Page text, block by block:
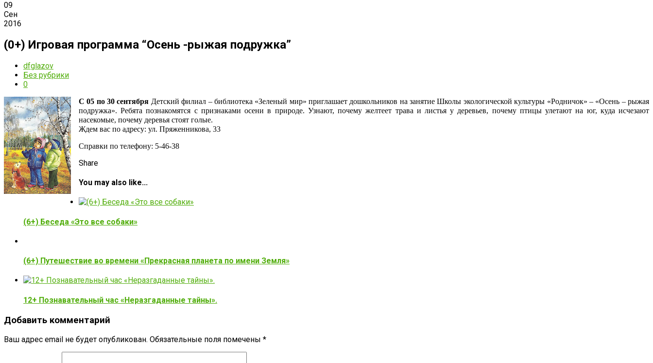
09
Сен
2016
(0+) Игровая программа “Осень -рыжая подружка”
dfglazov
Без рубрики
0
С 05 по 30 сентября Детский филиал – библиотека «Зеленый мир» приглашает дошкольников на занятие Школы экологической культуры «Родничок» – «Осень – рыжая
подружка». Ребята познакомятся с признаками осени в природе. Узнают, почему желтеет трава и листья у деревьев, почему птицы улетают на юг, куда исчезают
насекомые, почему деревья стоят голые.
Ждем вас по адресу: ул. Пряженникова, 33
Справки по телефону: 5-46-38
Share
You may also like...
(6+) Беседа «Это все собаки»
(6+) Путешествие во времени «Прекрасная планета по имени Земля»
12+ Познавательный час «Неразгаданные тайны».
Добавить комментарий
Ваш адрес email не будет опубликован. Обязательные поля помечены *